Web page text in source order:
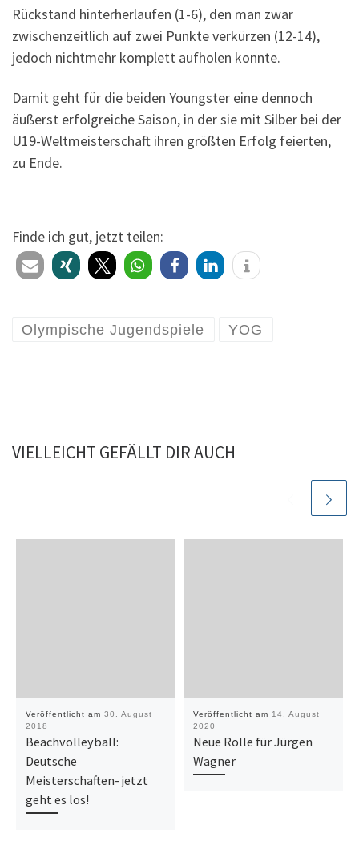
Rückstand hinterherlaufen (1-6), den man zwar
zwischenzeitlich auf zwei Punkte verkürzen (12-14),
jedoch nichtmehr komplett aufholen konnte.
Damit geht für die beiden Youngster eine dennoch
äußerst erfolgreiche Saison, in der sie mit Silber bei der
U19-Weltmeisterschaft ihren größten Erfolg feierten,
zu Ende.
Finde ich gut, jetzt teilen:
Olympische Jugendspiele YOG
VIELLEICHT GEFÄLLT DIR AUCH
Veröffentlicht am 30. August
2018
Beachvolleyball:
Deutsche
Meisterschaften- jetzt
geht es los!
Veröffentlicht am 14. August
2020
Neue Rolle für Jürgen
Wagner